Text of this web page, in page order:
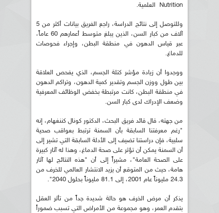
Nutrition العلمية.
وللتوصل إلى نتائج الدراسة، راجع الفريق بيانات أكثر من 5
آلاف من كبار السن، الذين يبلغ متوسط أعمارهم 60 عاماً،
عبر قياس الدهون في منطقة البطن، وإجراء فحوصات
للدماغ.
ووجدوا أن زيادة مؤشر كتلة الجسم، الذي يفحص العلاقة
بين طول ووزن الجسم وتقدير كمية الدهون، وتراكم الدهون
في منطقة البطن، كانت مرتبطة بخفض الوظائف المعرفية
وضعف الإدراك لدى كبار السن.
من جهته، قال قائد فريق البحث، الدكتور كونال كننغهام، إنه
"رغم معرفتنا السابقة بأن السمنة ترتبط بعواقب صحية
سلبية، فإن دراستنا تضيف إلى الأدلة السابقة التي تشير إلى
أن السمنة يمكن أن تؤثر على صحة الدماغ، وهذا له آثار كبيرة
على الصحة العامة"، مشيراً إلى أن "هذه النتائج لها آثار
هامة، حيث من المتوقع أن يزيد الانتشار العالمي للخرف من
24.3 مليوناً عام 2001، إلى 81.1 مليوناً بحلول 2040".
يذكر أن مرض الخرف هو حالة شديدة جداً من تأثر العقل
بتقدم العمر، وهو مجموعة من الأمراض التي تسبب ضموراً